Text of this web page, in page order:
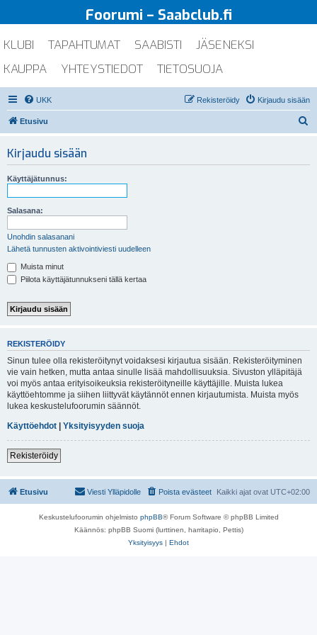
Foorumi – Saabclub.fi
KLUBI TAPAHTUMAT SAABISTI
JÄSENEKSI
KAUPPA
YHTEYSTIEDOT TIETOSUOJA
UKK Kirjaudu sisään
Rekisteröidy
Etusivu
Kirjaudu sisään
Käyttäjätunnus:
Salasana:
Unohdin salasanani
Lähetä tunnusten aktivointiviesti uudelleen
Muista minut
Piilota käyttäjätunnukseni tällä kertaa
REKISTERÖIDY
Sinun tulee olla rekisteröitynyt voidaksesi kirjautua sisään. Rekisteröityminen
vie vain hetken, mutta antaa sinulle lisää mahdollisuuksia. Sivuston ylläpitäjä
voi myös antaa erityisoikeuksia rekisteröityneille käyttäjille. Muista lukea
käyttöehtomme ja siihen liittyvät käytännöt ennen kirjautumista. Muista myös
lukea keskustelufoorumin säännöt.
Käyttöehdot | Yksityisyyden suoja
Rekisteröidy
Etusivu Kaikki ajat ovat UTC+02:00
Poista evästeet
Viesti Ylläpidolle
Keskustelufoorumin ohjelmisto phpBB® Forum Software © phpBB Limited
Käännös: phpBB Suomi (lurttinen, harritapio, Pettis)
Yksityisyys | Ehdot